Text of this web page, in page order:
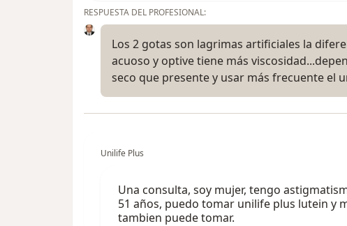
RESPUESTA DEL PROFESIONAL:
Los 2 gotas son lagrimas artificiales la
acuoso y optive tiene más
seco que presente y usar más frecuente el
Unilife Plus
Una consulta, soy mujer, tengo
51 años, puedo tomar unilife plus lutein y
tambien puede tomar.